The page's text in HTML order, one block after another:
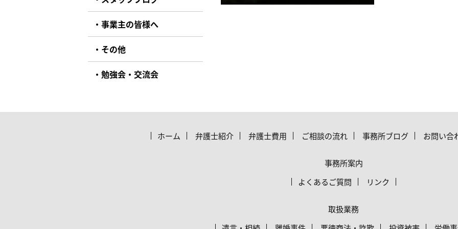
事業主の皆様へ
その他
勉強会・交流会
ホーム 弁護士紹介 弁護士費用 ご相談の流れ 事務所ブログ お問い合
事務所案内
よくあるご質問
リンク
取扱業務